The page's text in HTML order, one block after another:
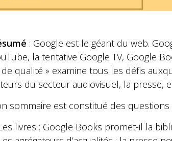
: Google est le géant du web.
la tentative Google TV, Google
qualité » examine tous les défis
du secteur audiovisuel, la presse,
sommaire est constitué des questions
livres : Google Books promet-il la